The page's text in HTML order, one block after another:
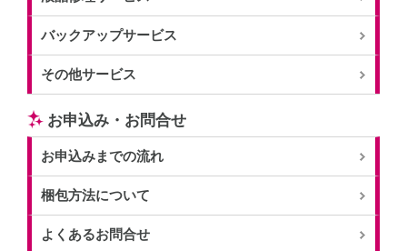
バックアップサービス
その他サービス
お申込み・お問合せ
お申込みまでの流れ
梱包方法について
よくあるお問合せ